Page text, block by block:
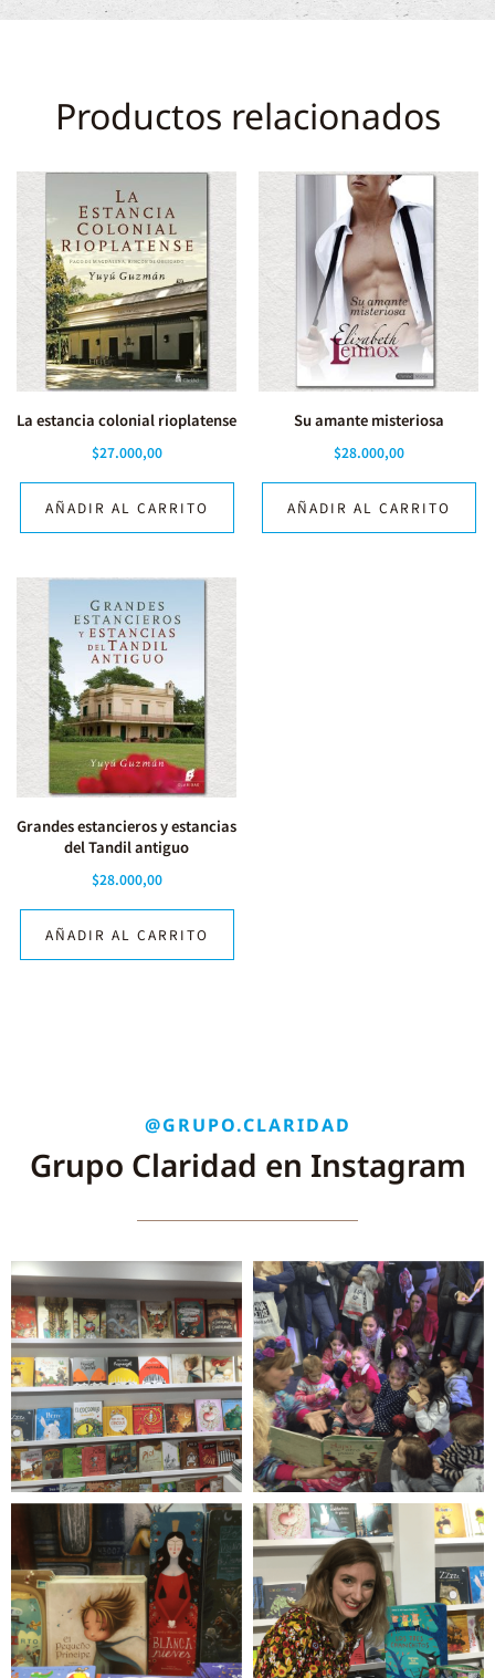
Productos relacionados
La estancia colonial rioplatense
$27.000,00
AÑADIR AL CARRITO
Su amante misteriosa
$28.000,00
AÑADIR AL CARRITO
Grandes estancieros y estancias
del Tandil antiguo
$28.000,00
AÑADIR AL CARRITO
@GRUPO.CLARIDAD
Grupo Claridad en Instagram